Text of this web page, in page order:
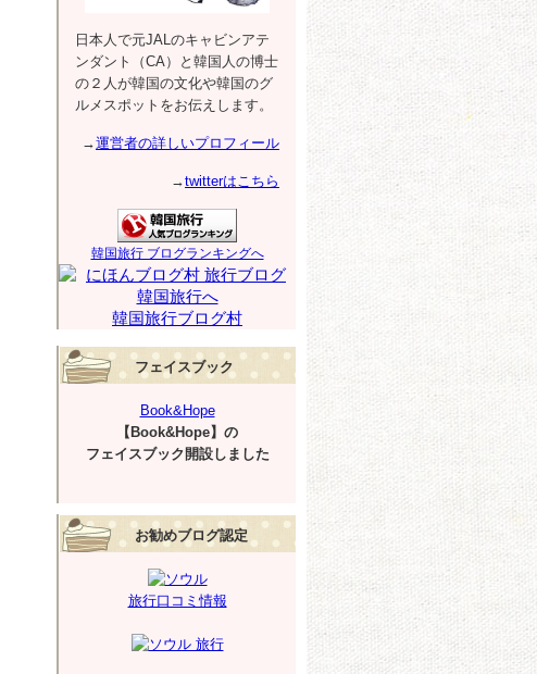
日本人で元JALのキャビンアテ
ンダント（CA）と韓国人の博士
の２人が韓国の文化や韓国のグ
ルメスポットをお伝えします。
→運営者の詳しいプロフィール
→twitterはこちら
韓国旅行 ブログランキングへ
韓国旅行ブログ村
フェイスブック
Book&Hope
【Book&Hope】の
フェイスブック開設しました
お勧めブログ認定
旅行口コミ情報